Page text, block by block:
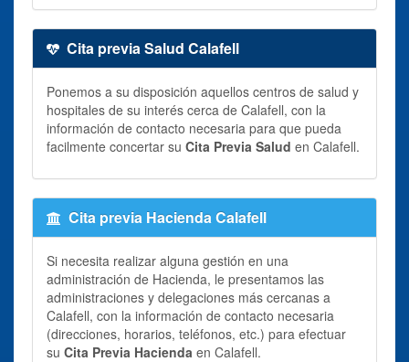
Cita previa Salud Calafell
Ponemos a su disposición aquellos centros de salud y
hospitales de su interés cerca de Calafell, con la
información de contacto necesaria para que pueda
facilmente concertar su Cita Previa Salud en Calafell.
Cita previa Hacienda Calafell
Si necesita realizar alguna gestión en una
administración de Hacienda, le presentamos las
administraciones y delegaciones más cercanas a
Calafell, con la información de contacto necesaria
(direcciones, horarios, teléfonos, etc.) para efectuar
su Cita Previa Hacienda en Calafell.